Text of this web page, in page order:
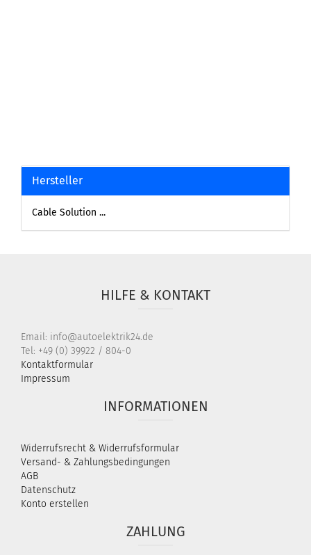
Hersteller
Cable Solution ...
HILFE & KONTAKT
Email: info@autoelektrik24.de
Tel: +49 (0) 39922 / 804-0
Kontaktformular
Impressum
INFORMATIONEN
Widerrufsrecht & Widerrufsformular
Versand- & Zahlungsbedingungen
AGB
Datenschutz
Konto erstellen
ZAHLUNG